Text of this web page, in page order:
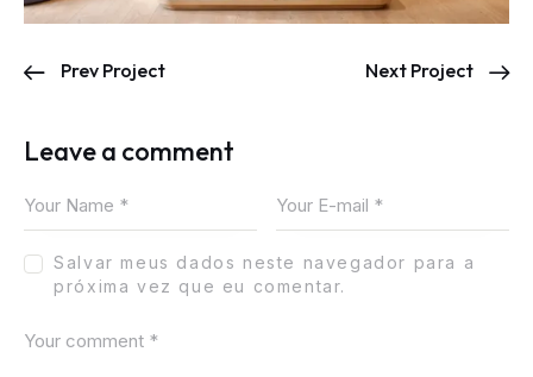
Prev Project Next Project
Leave a comment
Salvar meus dados neste navegador para a
próxima vez que eu comentar.